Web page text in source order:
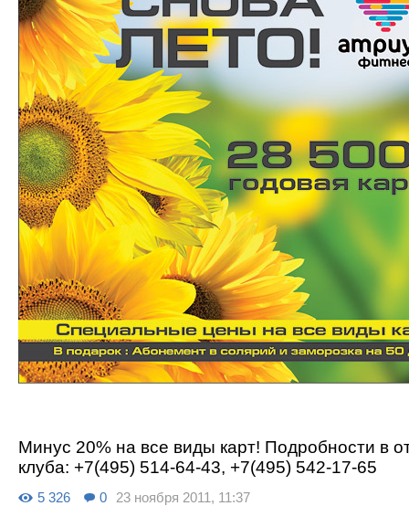
Минус 20% на все виды карт! Подробности в
клуба: +7(495) 514-64-43, +7(495) 542-17-65
5 326 0 23 ноября 2011, 11:37